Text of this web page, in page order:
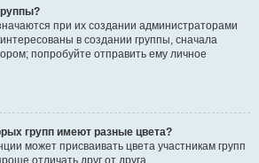
при их создании администраторами
в создании группы, сначала
попробуйте отправить ему личное
групп имеют разные цвета?
может присваивать цвета участникам групп